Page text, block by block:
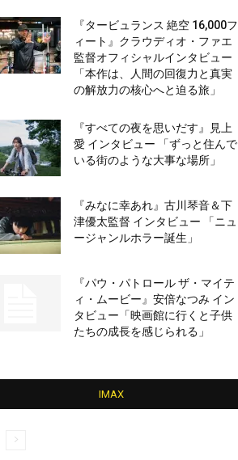
『タービュランス 絶空 16,000フ
ィート』クラウディオ・ファエ
監督オフィシャルインタビュー
「本作は、人間の回復力と真実
の解放力の核心へと迫る旅」
『すべての夜を思いだす』見上
愛 インタビュー 「ずっと住んで
いる街のような大事な場所」
『みなに幸あれ』古川琴音＆下
津優太監督 インタビュー 「ニュ
ージャンルホラー誕生」
『パウ・パトロール ザ・マイテ
ィ・ムービー』安倍なつみ イン
タビュー「映画館に行くと子供
たちの成長を感じられる」
IMAX